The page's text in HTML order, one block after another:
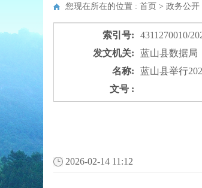
您现在所在的位置 : 首页 > 政务公开
索引号: 4311270010/
发文机关:
蓝山县数据局
名称:
蓝山县举行
文号 :
2026-02-14 11:12